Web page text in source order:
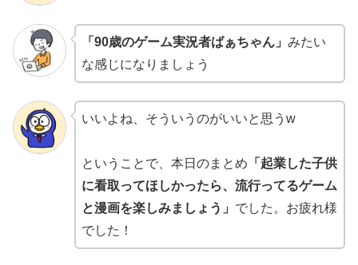
「90歳のゲーム実況者ばぁちゃん」 みたい
な感じになりましょう
いいよね、そういうのがいいと思うw
ということで、本日のまとめ 「起業した子供
に看取ってほしかったら、流行ってるゲーム
と漫画を楽しみましょう」 でした。お疲れ様
でした！